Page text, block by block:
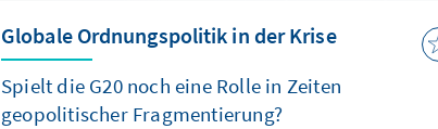
Globale Ordnungspolitik in der Krise
Spielt die G20 noch eine Rolle in Zeiten
geopolitischer Fragmentierung?